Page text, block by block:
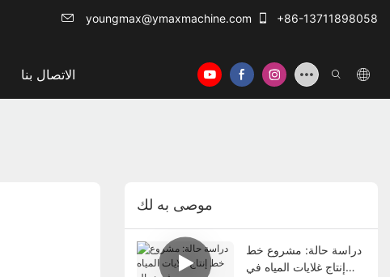
youngmax@ymaxmachine.com +86-13711898058
الاتصال بنا
موصى به لك
دراسة حالة: مشروع خط
إنتاج غلايات المياه في